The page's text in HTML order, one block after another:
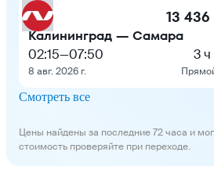
13 436
Калининград — Самара
02:15—07:50
8 авг. 2026 г.
3
Смотреть все
Цены найдены за последние 72 часа и
стоимость проверяйте при переходе.